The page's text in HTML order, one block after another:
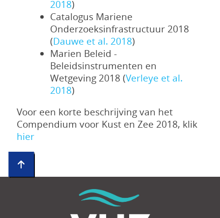
2018)
Catalogus Mariene
Onderzoeksinfrastructuur 2018
(Dauwe et al. 2018)
Marien Beleid -
Beleidsinstrumenten en
Wetgeving 2018 (Verleye et al.
2018)
Voor een korte beschrijving van het
Compendium voor Kust en Zee 2018, klik
hier